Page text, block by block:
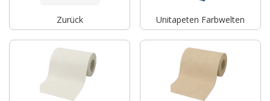
Zurück Unitapeten Farbwelten